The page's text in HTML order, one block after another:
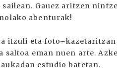
Gauez aritzen
abenturak!
itzuli eta
saltoa eman nuen arte.
estudio batetan.